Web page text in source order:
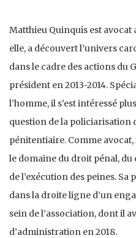
Matthieu Quinquis est avocat
elle, a découvert l’univers
dans le cadre des actions du
président en 2013-2014.
l’homme, il s’est intéressé
question de la policiarisation
pénitentiaire. Comme
le domaine du droit pénal,
de l’exécution des peines. Sa
dans la droite ligne d’un
sein de l’association, dont il
d’administration en 2018.